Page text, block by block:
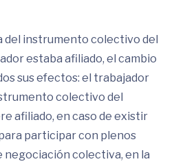
del instrumento colectivo del
estaba afiliado, el cambio
sus efectos: el trabajador
colectivo del
afiliado, en caso de existir
participar con plenos
colectiva, en la